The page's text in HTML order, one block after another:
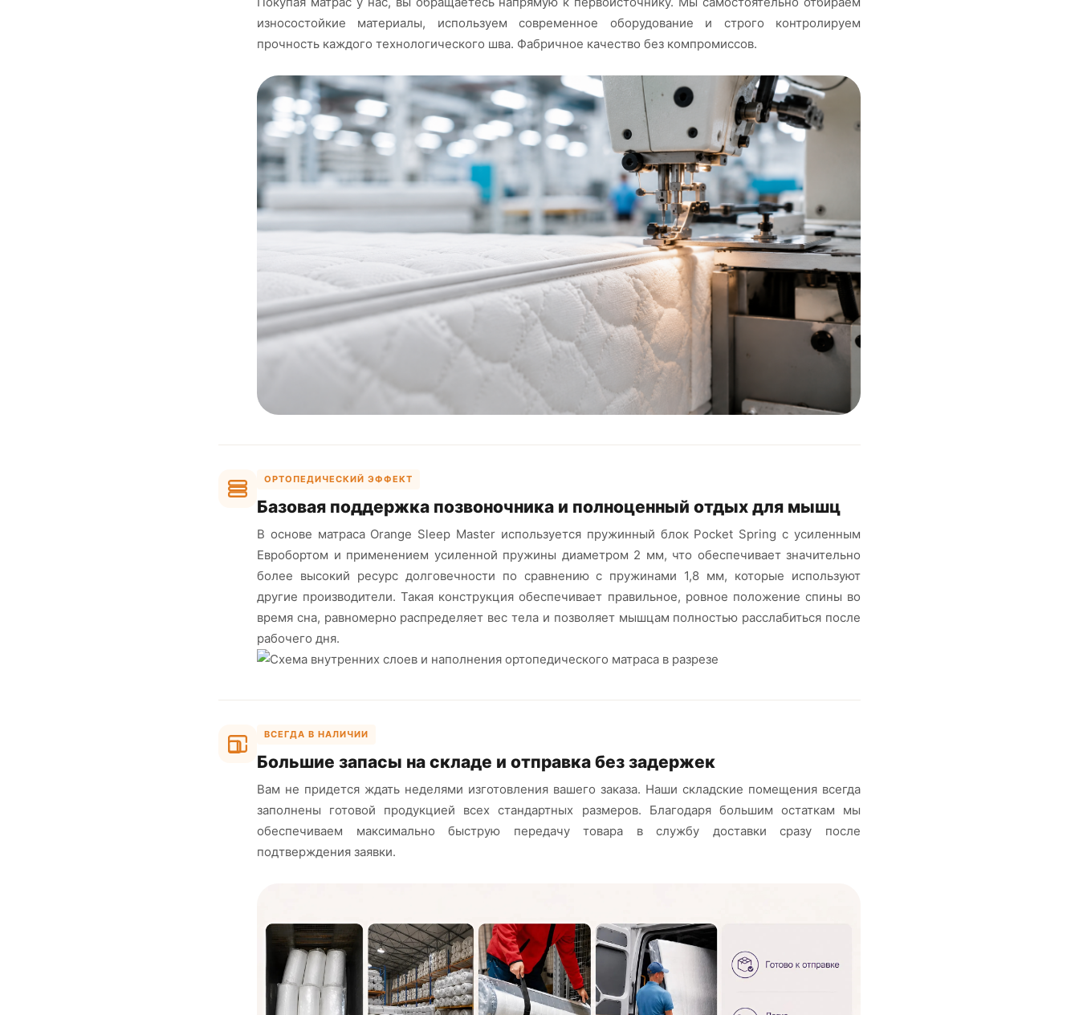
износостойкие материалы, используем современное оборудование и строго контролируем
прочность каждого технологического шва. Фабричное качество без компромиссов.
ОРТОПЕДИЧЕСКИЙ ЭФФЕКТ
Базовая поддержка позвоночника и полноценный отдых для мышц
В основе матраса Orange Sleep Master используется пружинный блок Pocket Spring с усиленным
Евробортом и применением усиленной пружины диаметром 2 мм, что обеспечивает значительно
более высокий ресурс долговечности по сравнению с пружинами 1,8 мм, которые используют
другие производители. Такая конструкция обеспечивает правильное, ровное положение спины во
время сна, равномерно распределяет вес тела и позволяет мышцам полностью расслабиться после
рабочего дня.
ВСЕГДА В НАЛИЧИИ
Большие запасы на складе и отправка без задержек
Вам не придется ждать неделями изготовления вашего заказа. Наши складские помещения всегда
заполнены готовой продукцией всех стандартных размеров. Благодаря большим остаткам мы
обеспечиваем максимально быструю передачу товара в службу доставки сразу после
подтверждения заявки.